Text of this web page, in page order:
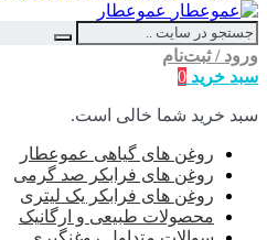
عموعطار
ورود / ثبت‌نام
سبد خرید 0
سبد خرید شما خالی است.
روغن های گیاهی عموعطار
روغن های فرابکر صد گرمی
روغن های فرابکر یک لیتری
محصولات طبیعی و ارگانیک